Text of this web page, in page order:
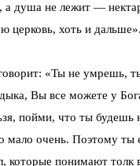
а душа не лежит —
церковь, хоть и дальше».
«Ты не умрешь,
Вы все можете у
пойми, что ты будешь
мало очень. Поэтому ты
которые понимают толк